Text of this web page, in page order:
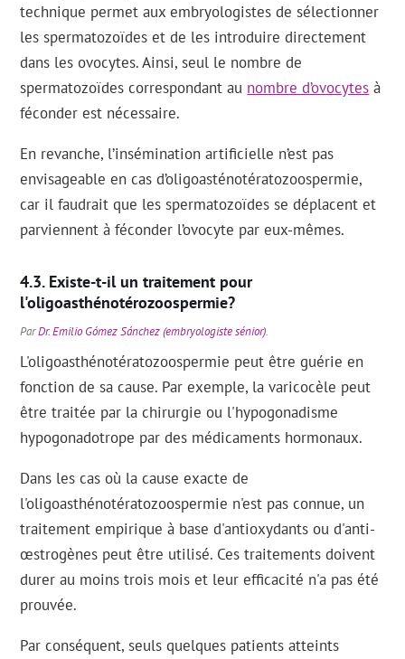
technique permet aux embryologistes de sélectionner
les spermatozoïdes et de les introduire directement
dans les ovocytes. Ainsi, seul le nombre de
spermatozoïdes correspondant au nombre d’ovocytes à
féconder est nécessaire.
En revanche, l’insémination artificielle n’est pas
envisageable en cas d’oligoasténotératozoospermie,
car il faudrait que les spermatozoïdes se déplacent et
parviennent à féconder l’ovocyte par eux-mêmes.
Existe-t-il un traitement pour
l'oligoasthénotérozoospermie?
ParDr. Emilio Gómez Sánchez (embryologiste sénior).
L'oligoasthénotératozoospermie peut être guérie en
fonction de sa cause. Par exemple, la varicocèle peut
être traitée par la chirurgie ou l'hypogonadisme
hypogonadotrope par des médicaments hormonaux.
Dans les cas où la cause exacte de
l'oligoasthénotératozoospermie n'est pas connue, un
traitement empirique à base d'antioxydants ou d'anti-
œstrogènes peut être utilisé. Ces traitements doivent
durer au moins trois mois et leur efficacité n'a pas été
prouvée.
Par conséquent, seuls quelques patients atteints